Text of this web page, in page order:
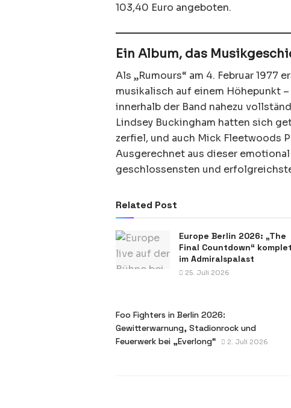
103,40 Euro angeboten.
Ein Album, das
Als „Rumours“ am 4. Februar 1977
musikalisch auf einem Höhepunkt
innerhalb der Band nahezu
Lindsey Buckingham hatten sich
zerfiel, und auch Mick Fleetwoods
Ausgerechnet aus dieser
geschlossensten und
Related Post
Europe Berlin 2026: „The
Final Countdown“
im Admiralspalast
25. Juli 2026
Foo Fighters in Berlin 2026:
Gewitterwarnung, Stadionrock und
Feuerwerk bei „Everlong“
2. Juli 2026